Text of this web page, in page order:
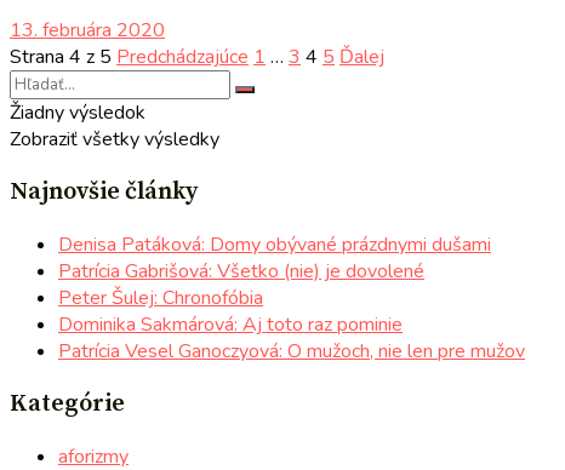
13. februára 2020
Strana 4 z 5 Predchádzajúce 1 … 3 4 5 Ďalej
Žiadny výsledok
Zobraziť všetky výsledky
Najnovšie články
Denisa Patáková: Domy obývané prázdnymi dušami
Patrícia Gabrišová: Všetko (nie) je dovolené
Peter Šulej: Chronofóbia
Dominika Sakmárová: Aj toto raz pominie
Patrícia Vesel Ganoczyová: O mužoch, nie len pre mužov
Kategórie
aforizmy